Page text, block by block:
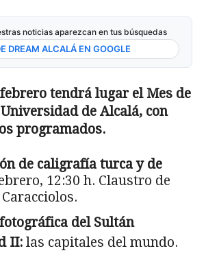
noticias aparezcan en tus búsquedas
DREAM ALCALÁ EN GOOGLE
tendrá lugar el Mes de
de Alcalá, con
programados.
de caligrafía turca y de
12:30 h. Claustro de
Caracciolos.
del Sultán
II: las capitales del mundo.